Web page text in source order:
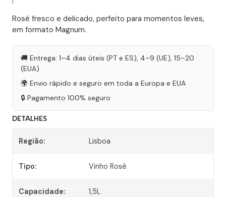
Rosé fresco e delicado, perfeito para momentos leves,
em formato Magnum.
🚚 Entrega: 1–4 dias úteis (PT e ES), 4–9 (UE), 15–20
(EUA)
🌍 Envio rápido e seguro em toda a Europa e EUA
🔒 Pagamento 100% seguro
DETALHES
Região: Lisboa
Tipo: Vinho Rosé
Capacidade: 1,5L